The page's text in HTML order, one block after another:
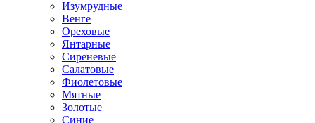
Изумрудные
Венге
Ореховые
Янтарные
Сиреневые
Салатовые
Фиолетовые
Мятные
Золотые
Синие